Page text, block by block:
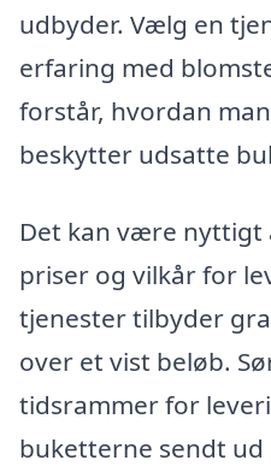
udbyder. Vælg en
erfaring med
forstår, hvordan
beskytter udsatte
Det kan være nyttigt
priser og vilkår for
tjenester tilbyder
over et vist beløb.
tidsrammer for
buketterne sendt